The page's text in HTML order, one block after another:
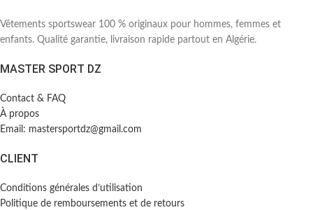
Vêtements sportswear 100 % originaux pour hommes, femmes et
enfants. Qualité garantie, livraison rapide partout en Algérie.
MASTER SPORT DZ
Contact & FAQ
À propos
Email: mastersportdz@gmail.com
CLIENT
Conditions générales d’utilisation
Politique de remboursements et de retours